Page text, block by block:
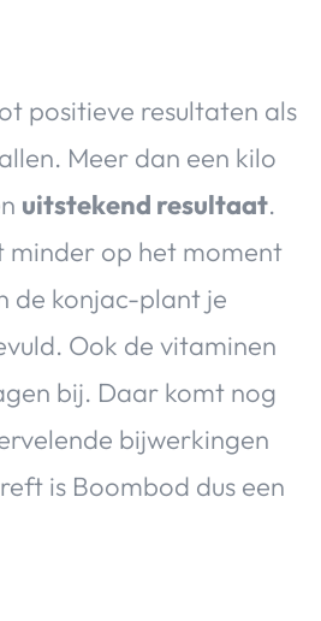
positieve resultaten als
Meer dan een kilo
uitstekend resultaat.
minder op het moment
de konjac-plant je
Ook de vitaminen
bij. Daar komt nog
bijwerkingen
is Boombod dus een